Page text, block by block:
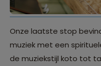
Onze laatste stop
muziek met een
de muziekstijl koto tot